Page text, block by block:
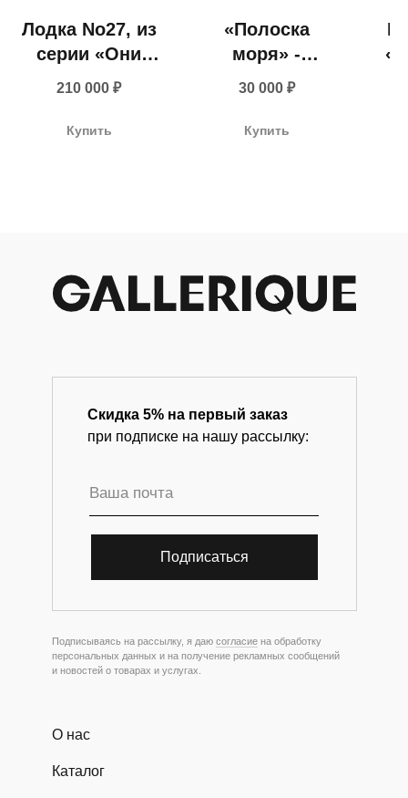
Лодка No27, из
серии «Они
ходили по
Кириллина,
210 000 ₽
Купить
«Полоска
моря» -
Надежда
30 000 ₽
Купить
Скидка 5% на первый заказ
при подписке на нашу рассылку:
Подписываясь на рассылку, я даю согласие на обработку
персональных данных и на получение рекламных сообщений
и новостей о товарах и услугах.
Каталог
О нас
+ 7 980 170-17-57
info@gallerique.ru
Подписаться